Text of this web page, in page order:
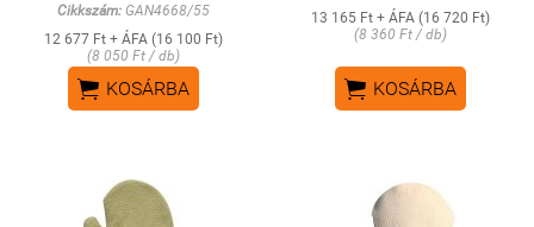
Cikkszám: GAN4668/55
12 677 Ft + ÁFA (16 100 Ft)
(8 050 Ft / db)
 KOSÁRBA
13 165 Ft + ÁFA (16 720 Ft)
(8 360 Ft / db)
 KOSÁRBA